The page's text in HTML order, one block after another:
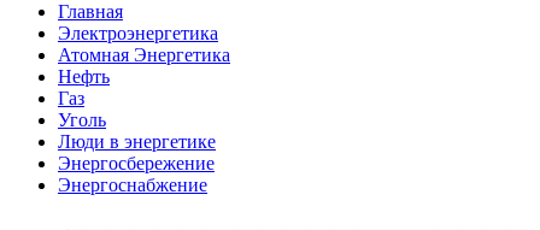
Главная
Электроэнергетика
Атомная Энергетика
Нефть
Газ
Уголь
Люди в энергетике
Энергосбережение
Энергоснабжение